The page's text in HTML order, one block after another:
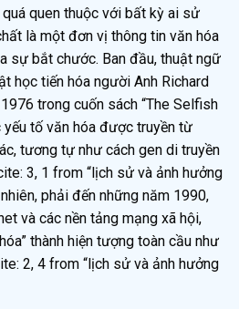
quen thuộc với bất kỳ ai sử
là một đơn vị thông tin văn hóa
sự bắt chước. Ban đầu, thuật ngữ
học tiến hóa người Anh Richard
trong cuốn sách “The Selfish
yếu tố văn hóa được truyền từ
tương tự như cách gen di truyền
3, 1 from “lịch sử và ảnh hưởng
phải đến những năm 1990,
và các nền tảng mạng xã hội,
thành hiện tượng toàn cầu như
2, 4 from “lịch sử và ảnh hưởng